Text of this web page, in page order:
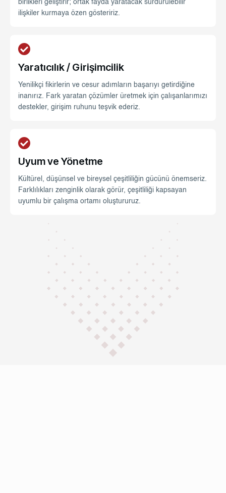
birlikleri geliştirir; ortak fayda yaratacak sürdürülebilir
ilişkiler kurmaya özen gösteririz.
Yaratıcılık / Girişimcilik
Yenilikçi fikirlerin ve cesur adımların başarıyı getirdiğine
inanırız. Fark yaratan çözümler üretmek için çalışanlarımızı
destekler, girişim ruhunu teşvik ederiz.
Uyum ve Yönetme
Kültürel, düşünsel ve bireysel çeşitliliğin gücünü önemseriz.
Farklılıkları zenginlik olarak görür, çeşitliliği kapsayan
uyumlu bir çalışma ortamı oluştururuz.